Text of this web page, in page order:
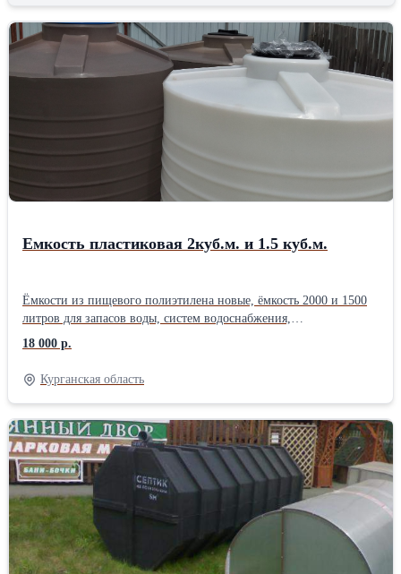
Емкость пластиковая 2куб.м. и 1.5 куб.м.
Ёмкости из пищевого полиэтилена новые, ёмкость 2000 и 1500
литров для запасов воды, систем водоснабжения,
пожаротушения, полив, пищевые и химические жидкости,
дизтопливо и другие технические сооружения. Белая емкость 2
куб.м. - 22 т.р .,серая 20 т.р. Ёмкость 1.5 куб.м. Белая 20 т.р.
серая 18 т.р. Установка крышки на 350мм., врезка необходимой
резьбы и цвет изделия сделаем под заказ. Все ёмкости в наличии
г. Курган.
18 000 р.
Курганская область